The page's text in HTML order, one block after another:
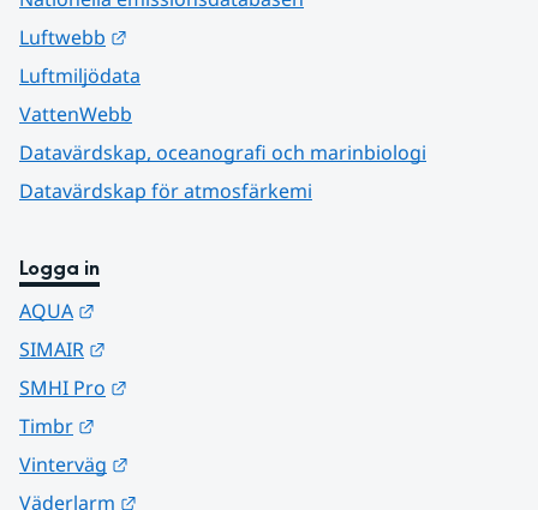
Luftwebb
Luftmiljödata
VattenWebb
Datavärdskap, oceanografi och marinbiologi
Datavärdskap för atmosfärkemi
Logga in
AQUA
SIMAIR
SMHI Pro
Timbr
Vinterväg
Väderlarm